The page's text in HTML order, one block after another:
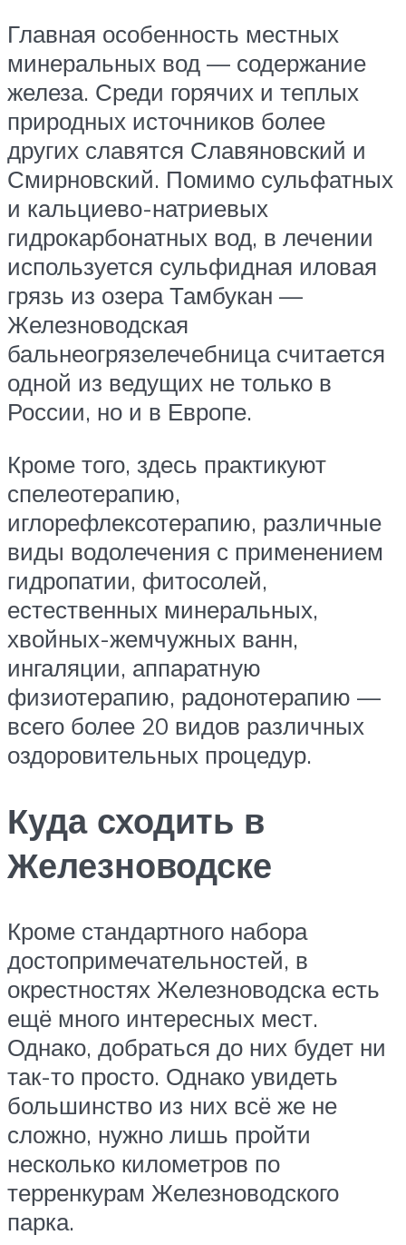
Главная особенность местных
минеральных вод — содержание
железа. Среди горячих и теплых
природных источников более
других славятся Славяновский и
Смирновский. Помимо сульфатных
и кальциево-натриевых
гидрокарбонатных вод, в лечении
используется сульфидная иловая
грязь из озера Тамбукан —
Железноводская
бальнеогрязелечебница считается
одной из ведущих не только в
России, но и в Европе.
Кроме того, здесь практикуют
спелеотерапию,
иглорефлексотерапию, различные
виды водолечения с применением
гидропатии, фитосолей,
естественных минеральных,
хвойных-жемчужных ванн,
ингаляции, аппаратную
физиотерапию, радонотерапию —
всего более 20 видов различных
оздоровительных процедур.
Куда сходить в
Железноводске
Кроме стандартного набора
достопримечательностей, в
окрестностях Железноводска есть
ещё много интересных мест.
Однако, добраться до них будет ни
так-то просто. Однако увидеть
большинство из них всё же не
сложно, нужно лишь пройти
несколько километров по
терренкурам Железноводского
парка.